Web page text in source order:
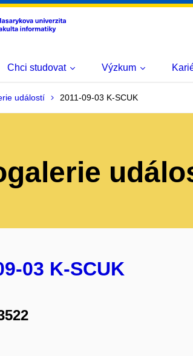
Chci studovat Výzkum
událostí 2011-09-03 K-SCUK
03 K-SCUK